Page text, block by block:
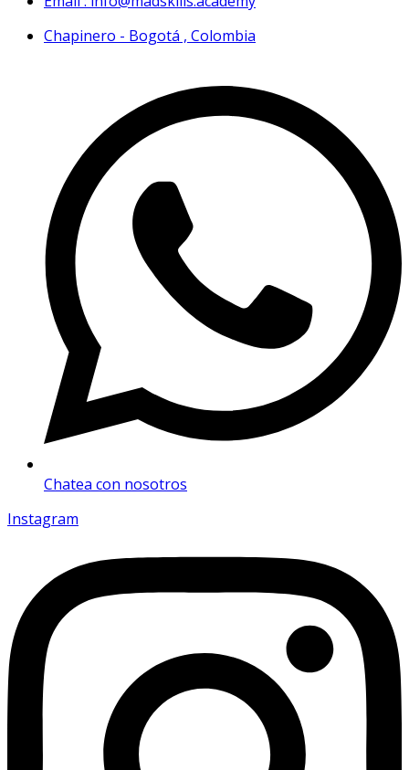
Chapinero - Bogotá , Colombia
Chatea con nosotros
Instagram